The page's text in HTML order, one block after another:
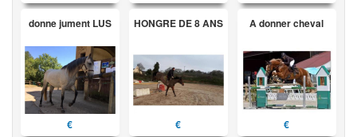
donne jument LUS
€
HONGRE DE 8 ANS
€
A donner cheval
€